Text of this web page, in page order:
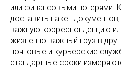
или финансовыми потерями.
доставить пакет
важную корреспонденцию
жизненно важный груз в
почтовые и курьерские
стандартные сроки